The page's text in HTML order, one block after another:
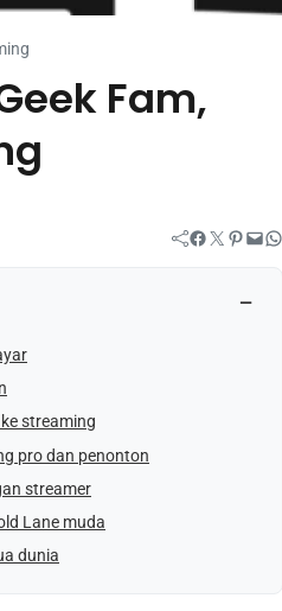
Fam,
Facebook Twitter Pinterest Mail WhatsApp
−
streaming
pro dan penonton
streamer
Lane muda
dunia